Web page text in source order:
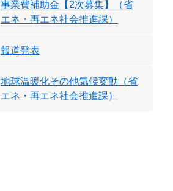
事業費補助金【2次募集】（省
エネ・再エネ社会推進課）
報道発表
地球温暖化その他気候変動（省
エネ・再エネ社会推進課）